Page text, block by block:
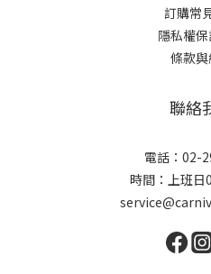
訂購常
隱私權
條款與
聯絡
電話：02-
時間：上班日